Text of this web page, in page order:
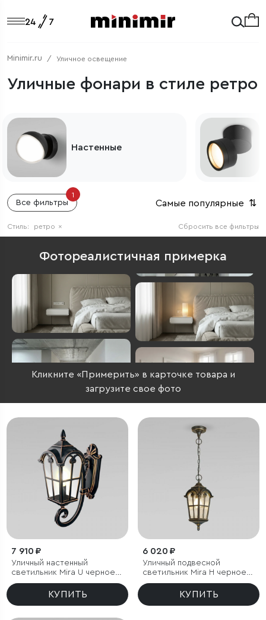
Minimir.ru Уличное освещение
Уличные фонари в стиле ретро
Настенные
Все фильтры
1
Самые популярные ⇅
Сбросить все фильтры
Стиль: ретро ×
Фотореалистичная примерка
Кликните «Примерить» в карточке товара и
загрузите свое фото
7 910 ₽
Уличный настенный
светильник Mira U черное
золото IP44
КУПИТЬ
6 020 ₽
Уличный подвесной
светильник Mira H черное
золото IP44
КУПИТЬ